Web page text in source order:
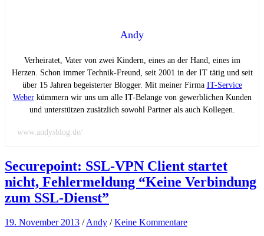
Andy
Verheiratet, Vater von zwei Kindern, eines an der Hand, eines im
Herzen. Schon immer Technik-Freund, seit 2001 in der IT tätig und seit
über 15 Jahren begeisterter Blogger. Mit meiner Firma IT-Service
Weberkümmern wir uns um alle IT-Belange von gewerblichen Kunden
und unterstützen zusätzlich sowohl Partner als auch Kollegen.
www.andysblog.de/
Securepoint: SSL-VPN Client startet
nicht, Fehlermeldung “Keine Verbindung
zum SSL-Dienst”
19. November 2013 /Andy /Keine Kommentare